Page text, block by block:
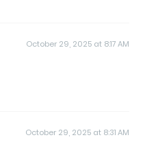
October 29, 2025 at 8:17 AM
October 29, 2025 at 8:31 AM